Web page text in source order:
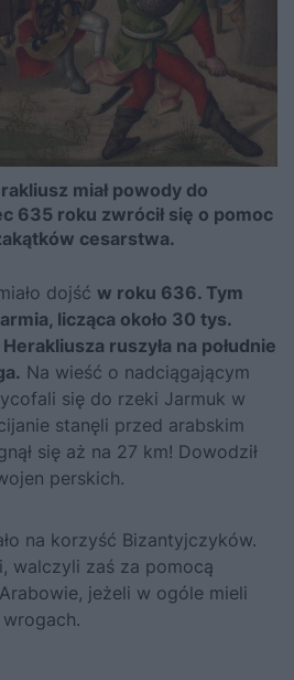
miał powody do
635 roku zwrócił się o pomoc
cesarstwa.
dojść w roku 636. Tym
licząca około 30 tys.
ruszyła na południe
Na wieść o nadciągającym
się do rzeki Jarmuk w
stanęli przed arabskim
się aż na 27 km! Dowodził
perskich.
na korzyść Bizantyjczyków.
walczyli zaś za pomocą
jeżeli w ogóle mieli